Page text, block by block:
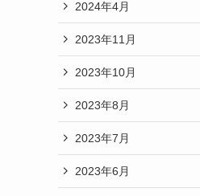
2024年4月
2023年11月
2023年10月
2023年8月
2023年7月
2023年6月